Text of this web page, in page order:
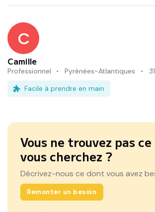
C
Camille
Professionnel Pyrénées-Atlantiques
Facile à prendre en main
Vous ne trouvez pas ce
vous cherchez ?
Décrivez-nous ce dont vous avez
Remonter un besoin